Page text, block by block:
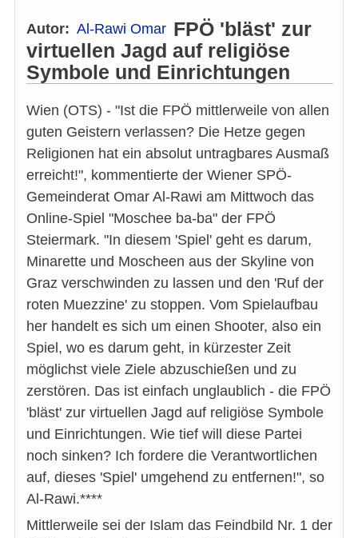
Autor Al-Rawi Omar FPÖ 'bläst' zur
virtuellen Jagd auf religiöse
Symbole und Einrichtungen
Wien (OTS) - "Ist die FPÖ mittlerweile von allen
guten Geistern verlassen? Die Hetze gegen
Religionen hat ein absolut untragbares Ausmaß
erreicht!", kommentierte der Wiener SPÖ-
Gemeinderat Omar Al-Rawi am Mittwoch das
Online-Spiel "Moschee ba-ba" der FPÖ
Steiermark. "In diesem 'Spiel' geht es darum,
Minarette und Moscheen aus der Skyline von
Graz verschwinden zu lassen und den 'Ruf der
roten Muezzine' zu stoppen. Vom Spielaufbau
her handelt es sich um einen Shooter, also ein
Spiel, wo es darum geht, in kürzester Zeit
möglichst viele Ziele abzuschießen und zu
zerstören. Das ist einfach unglaublich - die FPÖ
'bläst' zur virtuellen Jagd auf religiöse Symbole
und Einrichtungen. Wie tief will diese Partei
noch sinken? Ich fordere die Verantwortlichen
auf, dieses 'Spiel' umgehend zu entfernen!", so
Al-Rawi.****
Mittlerweile sei der Islam das Feindbild Nr. 1 der